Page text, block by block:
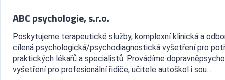
ABC psychologie, s.r.o.
Poskytujeme terapeutické služby, komplexní klinická a
cílená psychologická/psychodiagnostická vyšetření pro
praktických lékařů a specialistů. Provádíme
vyšetření pro profesionální řidiče, učitele autoškol i sou...